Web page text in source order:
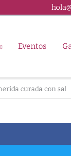
Eventos
curada con sal